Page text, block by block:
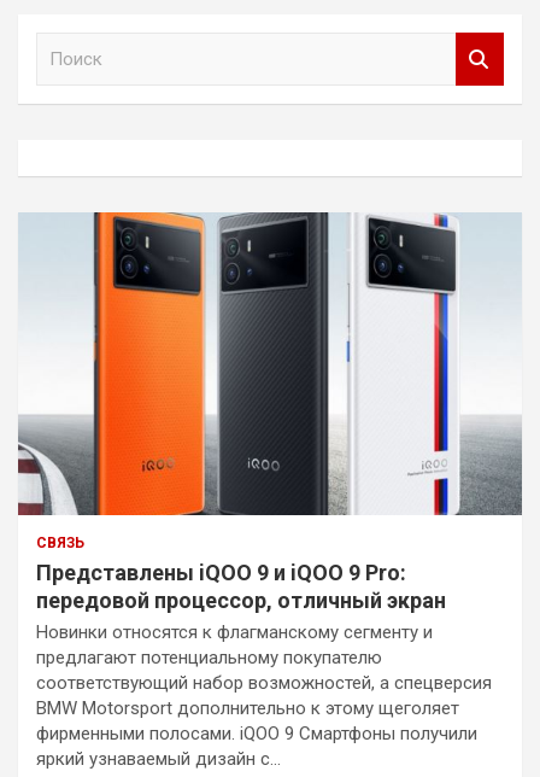
СВЯЗЬ
Представлены iQOO 9 и iQOO 9 Pro:
передовой процессор, отличный экран
Новинки относятся к флагманскому сегменту и
предлагают потенциальному покупателю
соответствующий набор возможностей, а спецверсия
BMW Motorsport дополнительно к этому щеголяет
фирменными полосами. iQOO 9 Смартфоны получили
яркий узнаваемый дизайн с…